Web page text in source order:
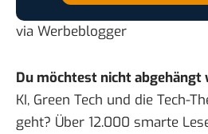
via Werbeblogger
Du möchtest nicht abgehängt
KI, Green Tech und die Tech-
geht? Über 12.000 smarte